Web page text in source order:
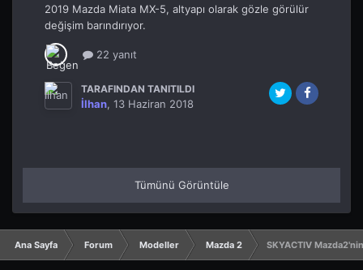
2019 Mazda Miata MX-5, altyapı olarak gözle görülür
değişim barındırıyor.
22 yanıt
TARAFINDAN TANITILDI
İlhan, 13 Haziran 2018
Tümünü Görüntüle
Ana Sayfa Forum Modeller Mazda 2 SKYACTIV